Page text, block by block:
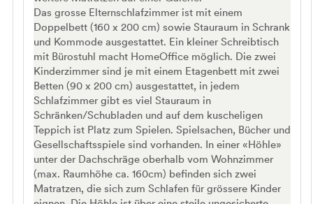
Das grosse Elternschlafzimmer ist mit einem
Doppelbett (160 x 200 cm) sowie Stauraum in Schrank
und Kommode ausgestattet. Ein kleiner Schreibtisch
mit Bürostuhl macht HomeOffice möglich. Die zwei
Kinderzimmer sind je mit einem Etagenbett mit zwei
Betten (90 x 200 cm) ausgestattet, in jedem
Schlafzimmer gibt es viel Stauraum in
Schränken/Schubladen und auf dem kuscheligen
Teppich ist Platz zum Spielen. Spielsachen, Bücher und
Gesellschaftsspiele sind vorhanden. In einer «Höhle»
unter der Dachschräge oberhalb vom Wohnzimmer
(max. Raumhöhe ca. 160cm) befinden sich zwei
Matratzen, die sich zum Schlafen für grössere Kinder